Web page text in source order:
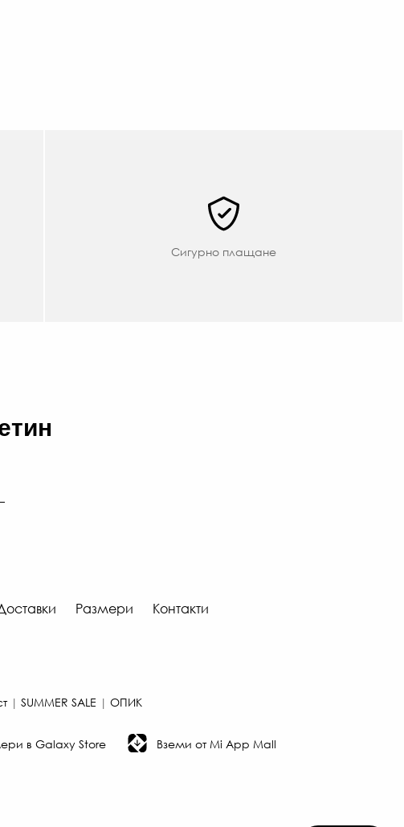
Сигурно плащане
Размери Контакти
| SUMMER SALE | ОПИК
в Galaxy Store Вземи от Mi App Mall